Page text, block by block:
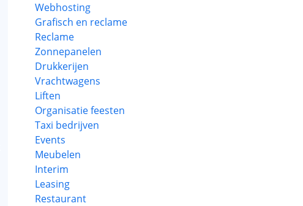
Webhosting
Grafisch en reclame
Reclame
Zonnepanelen
Drukkerijen
Vrachtwagens
Liften
Organisatie feesten
Taxi bedrijven
Events
Meubelen
Interim
Leasing
Restaurant